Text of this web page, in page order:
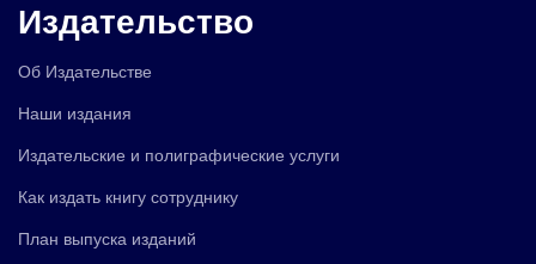
Издательство
Об Издательстве
Наши издания
Издательские и полиграфические услуги
Как издать книгу сотруднику
План выпуска изданий